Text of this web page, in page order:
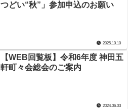
つどい“秋”」参加申込のお願い
2025.10.10
【WEB回覧板】令和6年度 神田五
軒町々会総会のご案内
2024.06.03